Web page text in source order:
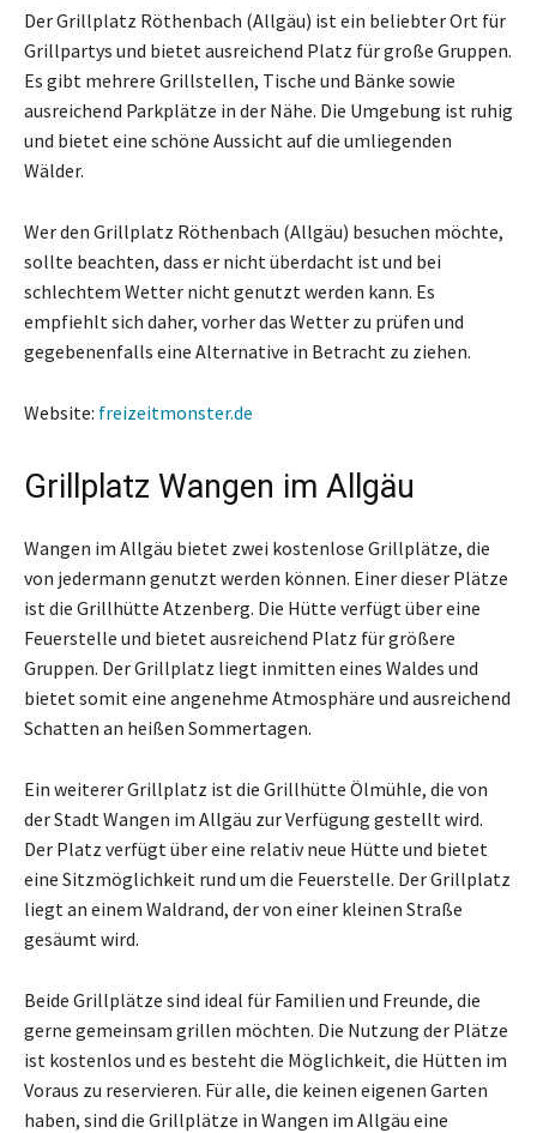
Der Grillplatz Röthenbach (Allgäu) ist ein beliebter Ort für
Grillpartys und bietet ausreichend Platz für große Gruppen.
Es gibt mehrere Grillstellen, Tische und Bänke sowie
ausreichend Parkplätze in der Nähe. Die Umgebung ist ruhig
und bietet eine schöne Aussicht auf die umliegenden
Wälder.
Wer den Grillplatz Röthenbach (Allgäu) besuchen möchte,
sollte beachten, dass er nicht überdacht ist und bei
schlechtem Wetter nicht genutzt werden kann. Es
empfiehlt sich daher, vorher das Wetter zu prüfen und
gegebenenfalls eine Alternative in Betracht zu ziehen.
Website: freizeitmonster.de
Grillplatz Wangen im Allgäu
Wangen im Allgäu bietet zwei kostenlose Grillplätze, die
von jedermann genutzt werden können. Einer dieser Plätze
ist die Grillhütte Atzenberg. Die Hütte verfügt über eine
Feuerstelle und bietet ausreichend Platz für größere
Gruppen. Der Grillplatz liegt inmitten eines Waldes und
bietet somit eine angenehme Atmosphäre und ausreichend
Schatten an heißen Sommertagen.
Ein weiterer Grillplatz ist die Grillhütte Ölmühle, die von
der Stadt Wangen im Allgäu zur Verfügung gestellt wird.
Der Platz verfügt über eine relativ neue Hütte und bietet
eine Sitzmöglichkeit rund um die Feuerstelle. Der Grillplatz
liegt an einem Waldrand, der von einer kleinen Straße
gesäumt wird.
Beide Grillplätze sind ideal für Familien und Freunde, die
gerne gemeinsam grillen möchten. Die Nutzung der Plätze
ist kostenlos und es besteht die Möglichkeit, die Hütten im
Voraus zu reservieren. Für alle, die keinen eigenen Garten
haben, sind die Grillplätze in Wangen im Allgäu eine